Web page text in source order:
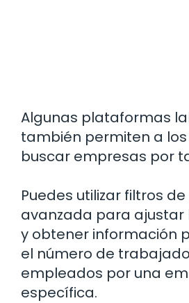
Algunas plataformas
también permiten a los
buscar empresas por
Puedes utilizar filtros
avanzada para ajustar
y obtener información
el número de
empleados por una
específica.